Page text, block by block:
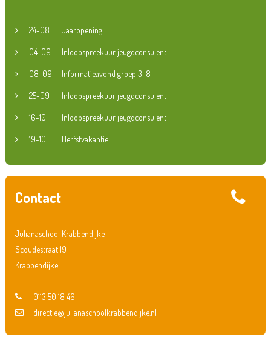
24-08 Jaaropening
04-09 Inloopspreekuur jeugdconsulent
08-09 Informatieavond groep 3-8
25-09 Inloopspreekuur jeugdconsulent
16-10 Inloopspreekuur jeugdconsulent
19-10 Herfstvakantie
Contact
Julianaschool Krabbendijke
Scoudestraat 19
Krabbendijke
0113 50 18 46
directie@julianaschoolkrabbendijke.nl